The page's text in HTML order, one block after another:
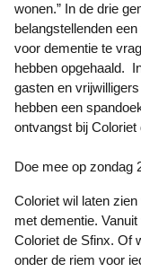
wonen.” In de drie
belangstellenden
voor dementie te
hebben opgehaald.
gasten en
hebben een
ontvangst bij
Doe mee op zondag
Coloriet wil laten zien wie zich allemaal inzetten voor mensen
met dementie.
Coloriet de Sfinx. Of
onder de riem voor